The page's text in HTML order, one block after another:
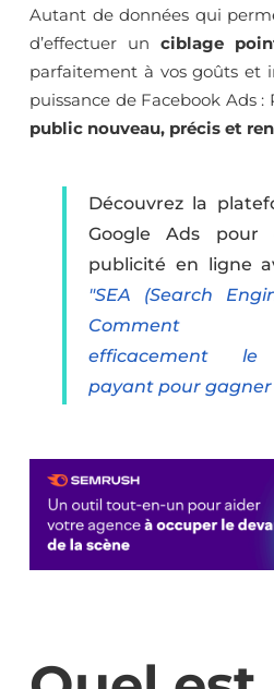
Autant de données qui
d’effectuer un ciblage
parfaitement à vos goûts et
puissance de Facebook Ads
public nouveau, précis et
Découvrez la
Google Ads
publicité en ligne
"SEA (Search
Comment
efficacement le
payant pour gagner